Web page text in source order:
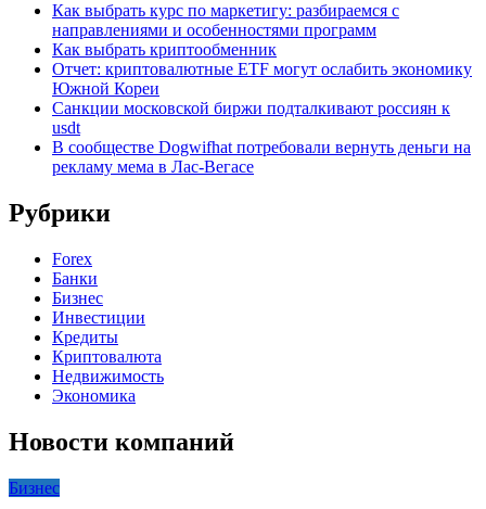
Как выбрать курс по маркетигу: разбираемся с
направлениями и особенностями программ
Как выбрать криптообменник
Отчет: криптовалютные ETF могут ослабить экономику
Южной Кореи
Санкции московской биржи подталкивают россиян к
usdt
В сообществе Dogwifhat потребовали вернуть деньги на
рекламу мема в Лас-Вегасе
Рубрики
Forex
Банки
Бизнес
Инвестиции
Кредиты
Криптовалюта
Недвижимость
Экономика
Новости компаний
Бизнес